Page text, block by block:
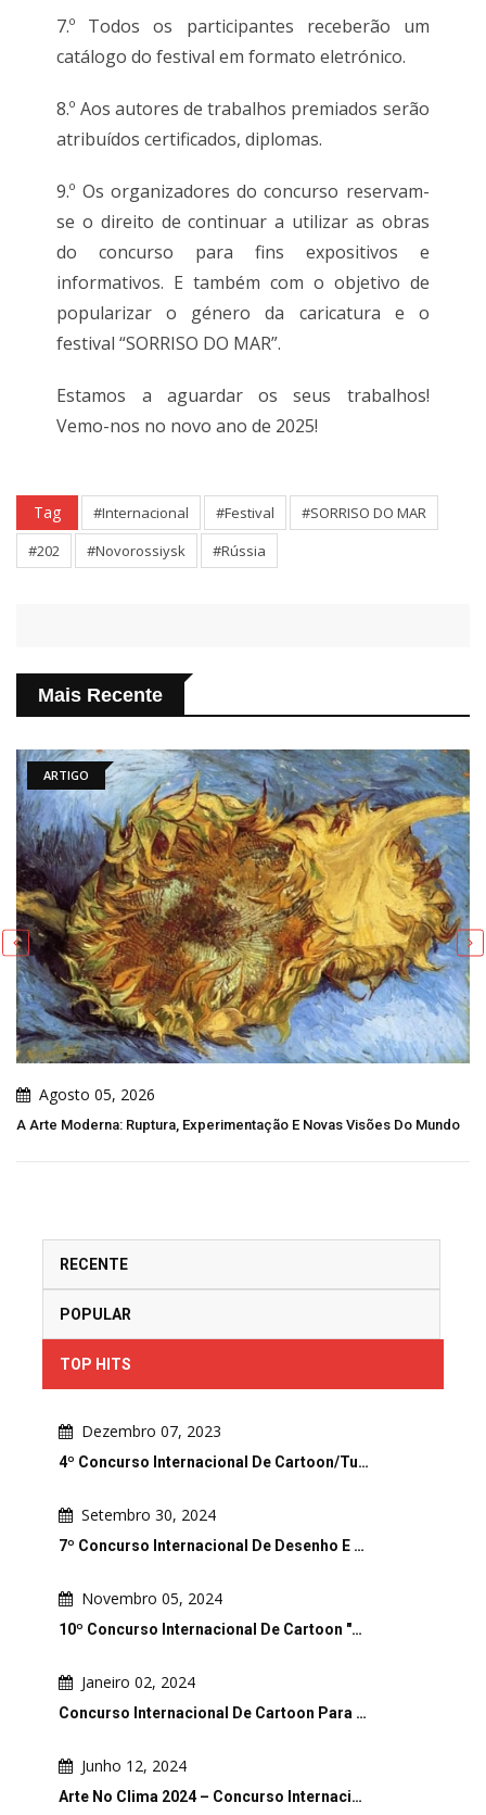
7.º Todos os participantes receberão um
catálogo do festival em formato eletrónico.
8.º Aos autores de trabalhos premiados serão
atribuídos certificados, diplomas.
9.º Os organizadores do concurso reservam-
se o direito de continuar a utilizar as obras
do concurso para fins expositivos e
informativos. E também com o objetivo de
popularizar o género da caricatura e o
festival “SORRISO DO MAR”.
Estamos a aguardar os seus trabalhos!
Vemo-nos no novo ano de 2025!
Tag #Internacional #Festival
#SORRISO DO MAR
#202
#Novorossiysk #Rússia
Mais Recente
ARTIGO
Agosto 05, 2026
A Arte Moderna: Ruptura, Experimentação E Novas Visões Do Mundo
RECENTE
POPULAR
TOP HITS
Dezembro 07, 2023
4º Concurso Internacional De Cartoon/Tu…
Setembro 30, 2024
7º Concurso Internacional De Desenho E …
Novembro 05, 2024
10º Concurso Internacional De Cartoon "…
Janeiro 02, 2024
Concurso Internacional De Cartoon Para …
Junho 12, 2024
Arte No Clima 2024 – Concurso Internaci…